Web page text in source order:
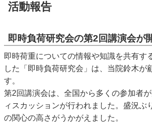
活動報告
即時負荷研究会の第2回講演会が
即時荷重についての情報や知識を共有す
した「即時負荷研究会」は、当院鈴木が
す。
第2回講演会は、全国から多くの参加者
ィスカッションが行われました。盛況ぶ
の関心の高さがうかがえました。